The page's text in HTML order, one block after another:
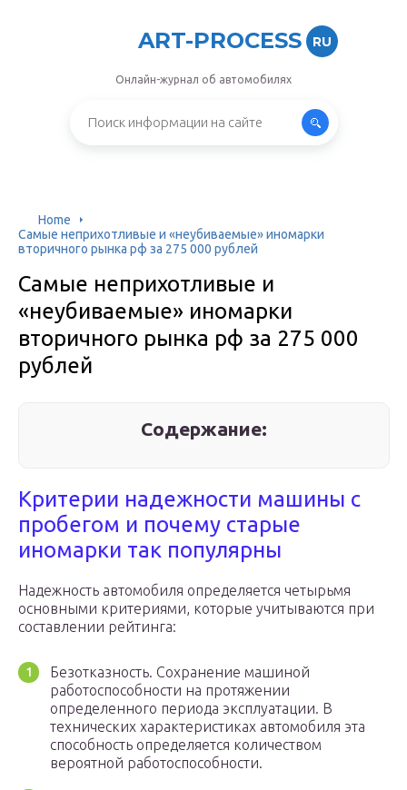
ART-PROCESS RU
Онлайн-журнал об автомобилях
Home
Самые неприхотливые и «неубиваемые» иномарки
вторичного рынка рф за 275 000 рублей
Самые неприхотливые и
«неубиваемые» иномарки
вторичного рынка рф за 275 000
рублей
Содержание:
Критерии надежности машины с
пробегом и почему старые
иномарки так популярны
Надежность автомобиля определяется четырьмя
основными критериями, которые учитываются при
составлении рейтинга:
Безотказность. Сохранение машиной
работоспособности на протяжении
определенного периода эксплуатации. В
технических характеристиках автомобиля эта
способность определяется количеством
вероятной работоспособности.